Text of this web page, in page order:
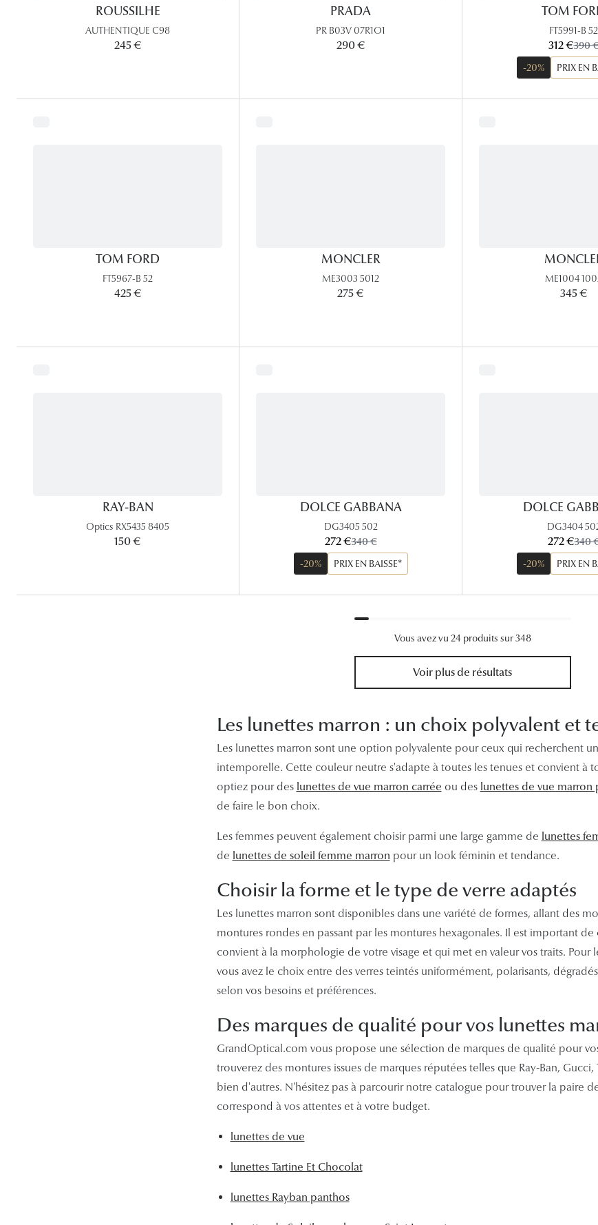
ROUSSILHE
AUTHENTIQUE C98
245 €
PRADA
PR B03V 07R1O1
290 €
TOM
FT5991-B 52
312 €390
-20%
PRIX EN
TOM FORD
FT5967-B 52
425 €
MONCLER
ME3003 5012
275 €
ME1004
345 €
RAY-BAN
Optics RX5435 8405
150 €
DOLCE GABBANA
DG3405 502
maintenant:
272 €ancien prix:
340 €
-20%
PRIX EN BAISSE*
DOLCE
DG3404
272 €340
-20%
PRIX EN
Vous avez vu 24 produits sur 348
Voir plus de résultats
Les lunettes marron : un choix polyvalent et
Les lunettes marron sont une option polyvalente pour ceux qui recherchent
intemporelle. Cette couleur neutre s'adapte à toutes les tenues et convient à
optiez pour des lunettes de vue marron carrée ou des lunettes de vue marron
de faire le bon choix.
Les femmes peuvent également choisir parmi une large gamme de lunettes
de lunettes de soleil femme marron pour un look féminin et tendance.
Choisir la forme et le type de verre adaptés
Les lunettes marron sont disponibles dans une variété de formes, allant des
montures rondes en passant par les montures hexagonales. Il est important
convient à la morphologie de votre visage et qui met en valeur vos traits. Pour
vous avez le choix entre des verres teintés uniformément, polarisants,
selon vos besoins et préférences.
Des marques de qualité pour vos lunettes
GrandOptical.com vous propose une sélection de marques de qualité pour
trouverez des montures issues de marques réputées telles que Ray-Ban,
bien d'autres. N'hésitez pas à parcourir notre catalogue pour trouver la paire
correspond à vos attentes et à votre budget.
lunettes de vue
lunettes Tartine Et Chocolat
lunettes Rayban panthos